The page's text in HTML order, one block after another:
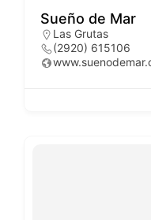
Sueño de Mar
Las Grutas
(2920) 615106